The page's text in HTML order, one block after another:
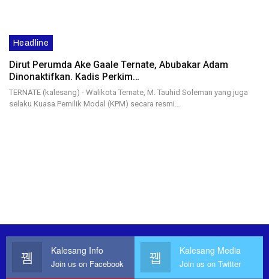
Headline
Dirut Perumda Ake Gaale Ternate, Abubakar Adam
Dinonaktifkan. Kadis Perkim…
TERNATE (kalesang) - Walikota Ternate, M. Tauhid Soleman yang juga
selaku Kuasa Pemilik Modal (KPM) secara resmi…
Kalesang Info
Join us on Facebook
Kalesang Media
Join us on Twitter